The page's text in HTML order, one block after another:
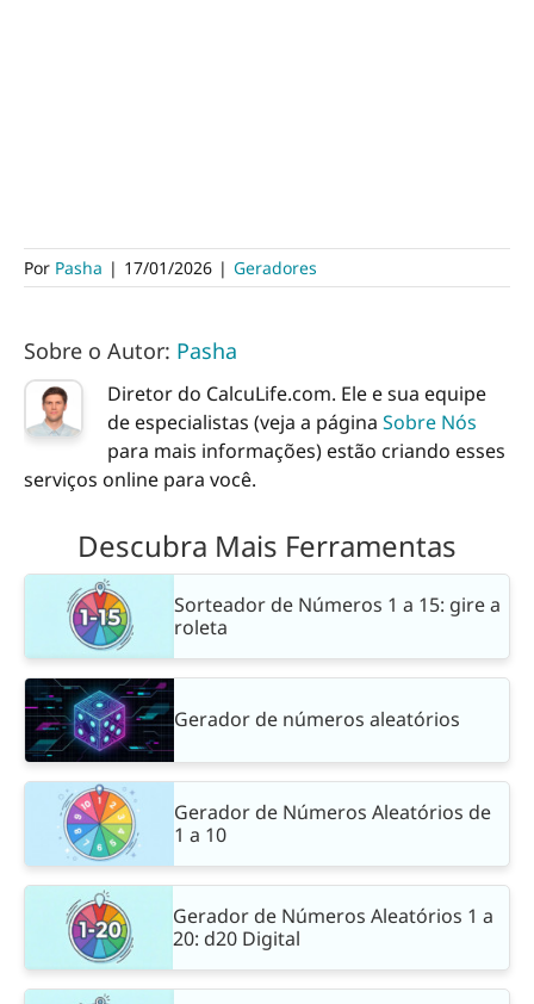
Por Pasha | 17/01/2026 | Geradores
Sobre o Autor: Pasha
Diretor do CalcuLife.com. Ele e sua equipe
de especialistas (veja a página Sobre Nós
para mais informações) estão criando esses
serviços online para você.
Descubra Mais Ferramentas
Sorteador de Números 1 a 15: gire a
roleta
Gerador de números aleatórios
Gerador de Números Aleatórios de
1 a 10
Gerador de Números Aleatórios 1 a
20: d20 Digital